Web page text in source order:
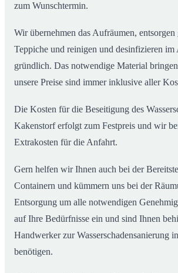
zum Wunschtermin.
Wir übernehmen das Aufräumen,
Teppiche und reinigen und desinfizieren im
gründlich. Das notwendige Material
unsere Preise sind immer inklusive aller
Die Kosten für die Beseitigung des
Kakenstorf erfolgt zum Festpreis und wir
Extrakosten für die Anfahrt.
Gern helfen wir Ihnen auch bei der
Containern und kümmern uns bei der
Entsorgung um alle notwendigen
auf Ihre Bedürfnisse ein und sind Ihnen
Handwerker zur Wasserschadensanierung
benötigen.